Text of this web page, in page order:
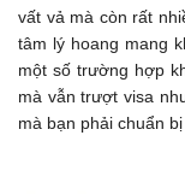
vất vả mà còn rất
tâm lý hoang mang
một số trường hợp
mà vẫn trượt visa
mà bạn phải chuẩn